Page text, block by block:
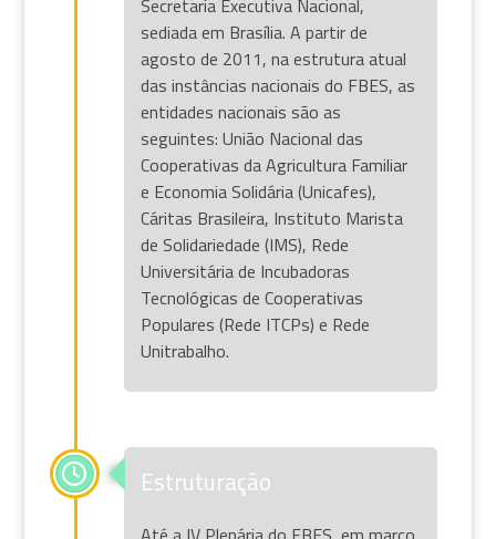
sediada em Brasília. A partir de
agosto de 2011, na estrutura atual
das instâncias nacionais do FBES, as
entidades nacionais são as
seguintes: União Nacional das
Cooperativas da Agricultura Familiar
e Economia Solidária (Unicafes),
Cáritas Brasileira, Instituto Marista
de Solidariedade (IMS), Rede
Universitária de Incubadoras
Tecnológicas de Cooperativas
Populares (Rede ITCPs) e Rede
Unitrabalho.
Estruturação